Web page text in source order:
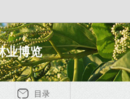
业博览
目录